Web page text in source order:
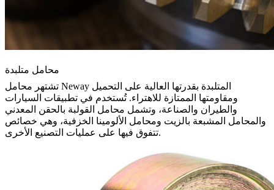
محامل متلبدة
تشتهر محامل Neway المتلبدة بقدرتها العالية على التحميل
ومقاومتها الممتازة للاهتراء. تُستخدم في تطبيقات السيارات
والطيران والصناعة، وتشمل محامل القولبة بالحقن المعدني
والمحامل المشبعة بالزيت ومحامل الألومينا الخزفية، وهي خصائص
تتفوق فيها على عمليات التصنيع الأخرى.